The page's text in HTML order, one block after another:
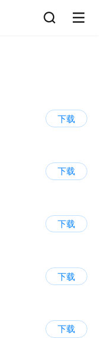
下载
下载
下载
下载
下载